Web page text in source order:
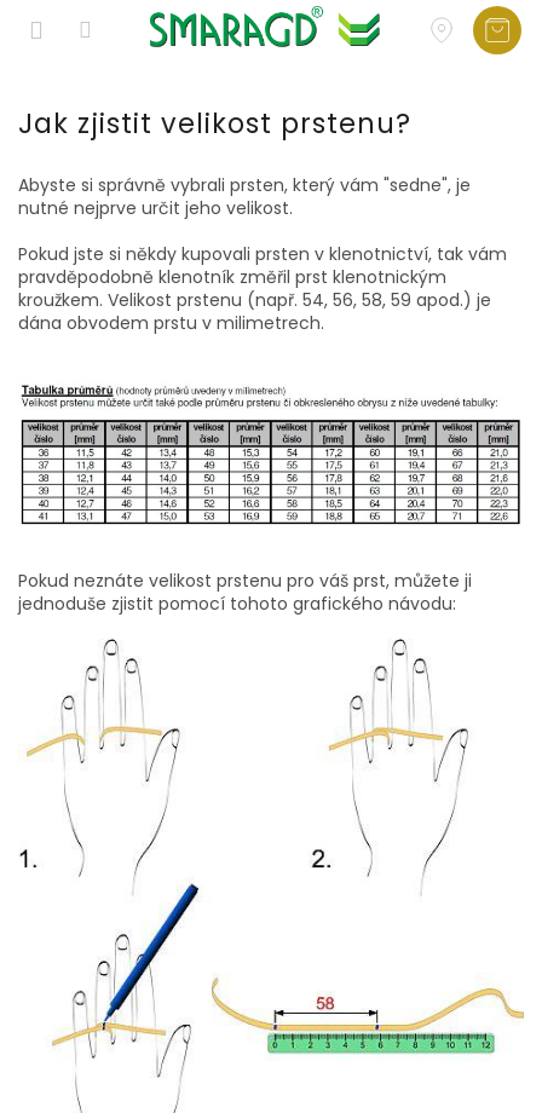
obsah
Jak zjistit velikost prstenu?
Abyste si správně vybrali prsten, který vám "sedne", je
nutné nejprve určit jeho velikost.
Pokud jste si někdy kupovali prsten v klenotnictví, tak vám
pravděpodobně klenotník změřil prst klenotnickým
kroužkem. Velikost prstenu (např. 54, 56, 58, 59 apod.) je
dána obvodem prstu v milimetrech.
Pokud neznáte velikost prstenu pro váš prst, můžete ji
jednoduše zjistit pomocí tohoto grafického návodu: